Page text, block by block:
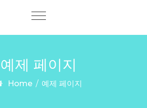
Toggle
예제 페이지
Home / 예제 페이지